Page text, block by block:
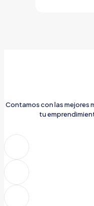
Contamos con las mejores
tu